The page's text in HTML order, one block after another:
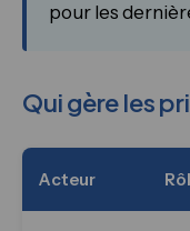
pour les
Qui gère les
Acteur